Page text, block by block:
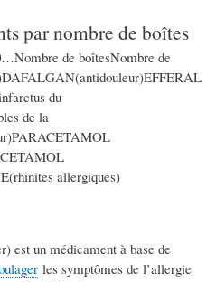
par nombre de boîtes
de boîtesNombre de
du
de la
allergiques)
est un médicament à base de
les symptômes de l’allergie